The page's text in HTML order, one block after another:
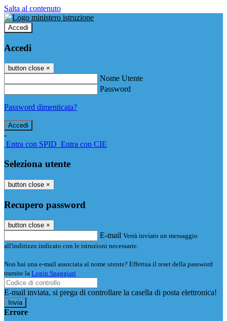
Salta al contenuto
Accedi
Accedi
button close ×
Nome Utente
Password
Password dimenticata?
-
Entra con SPID Entra con CIE
Seleziona utente
button close ×
Recupero password
button close ×
E-mail Verrà inviato un messaggio
all'indirizzo indicato con le istruzioni necessarie.
Non hai una e-mail associata al nome utente? Effettua il reset della password
tramite la Login Spaggiari
E-mail inviata, si prega di controllare la casella di posta elettronica!
Errore